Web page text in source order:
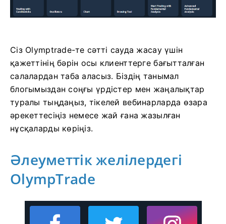
Сіз Olymptrade-те сәтті сауда жасау үшін
қажеттінің бәрін осы клиенттерге бағытталған
салалардан таба аласыз. Біздің танымал
блогымыздан соңғы үрдістер мен жаңалықтар
туралы тыңдаңыз, тікелей вебинарларда өзара
әрекеттесіңіз немесе жай ғана жазылған
нұсқаларды көріңіз.
Әлеуметтік желілердегі
OlympTrade